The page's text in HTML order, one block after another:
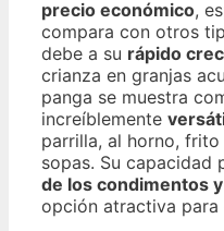
precio económico,
compara con otros
debe a su rápido
crianza en granjas
panga se muestra
increíblemente
parrilla, al horno,
sopas. Su capacidad
de los condimentos
opción atractiva para